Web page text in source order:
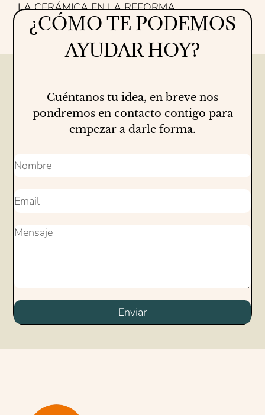
LA CERÁMICA EN LA REFORMA
Proyectos 16/07/2026
¿CÓMO TE PODEMOS
AYUDAR HOY?
Cuéntanos tu idea, en breve nos
pondremos en contacto contigo para
empezar a darle forma.
Enviar